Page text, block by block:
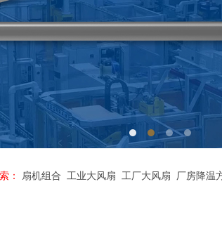
： 扇机组合 工业大风扇 工厂大风扇 厂房降温